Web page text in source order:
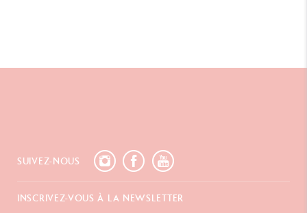
SUIVEZ-NOUS
INSCRIVEZ-VOUS À LA NEWSLETTER